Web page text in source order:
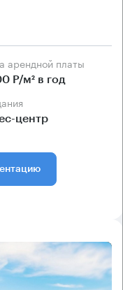
арендной платы
Р/м² в год
центр